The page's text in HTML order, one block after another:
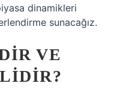
dinamikleri
sunacağız.
VE